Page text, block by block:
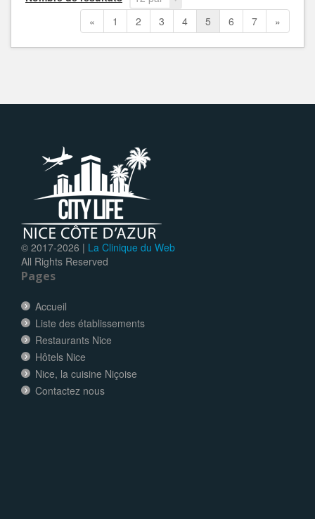
page
« 1 2 3 4 5 6 7 »
© 2017-2026 | La Clinique du Web
All Rights Reserved
Pages
Accueil
Liste des établissements
Restaurants Nice
Hôtels Nice
Nice, la cuisine Niçoise
Contactez nous